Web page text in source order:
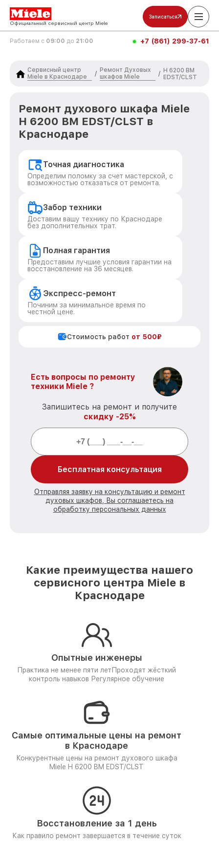
Официальный сервисный центр Miele
Записаться
Работаем с 09:00 до 21:00 +7 (861) 299-37-61
Сервисный центр
Miele в Краснодаре
/
Ремонт Духовых
шкафов Miele
/ H 6200 BM
EDST/CLST
Ремонт духового шкафа Miele
H 6200 BM EDST/CLST в
Краснодаре
Точная диагностика
Определим поломку за счет мастерской, с
возможностью отказаться от ремонта.
Забор техники
Доставим вашу технику по Краснодаре
без дополнительных трат.
Полная гарантия
Предоставим лучшие условия гарантии на
восстановление на 36 месяцев.
Экспресс-ремонт
Починим за минимальное время по
честной цене.
Стоимость работ от 500₽
Есть вопросы по ремонту
техники Miele ?
Запишитесь на ремонт и получите
скидку -25%
Бесплатная консультация
Отправляя заявку на консультацию и ремонт
духовых шкафов, Вы соглашаетесь на
обработку персональных данных
Какие преимущества нашего
сервисного центра Miele в
Краснодаре
Опытные инженеры
Практика не менее пяти лет Проходят жёсткий
контроль навыков Регулярное обучение
Самые оптимальные цены на ремонт
в Краснодаре
Конкурентные цены на ремонт духового шкафа
Miele H 6200 BM EDST/CLST
Восстановление за 1 день
Как правило ремонт завершается в течение суток